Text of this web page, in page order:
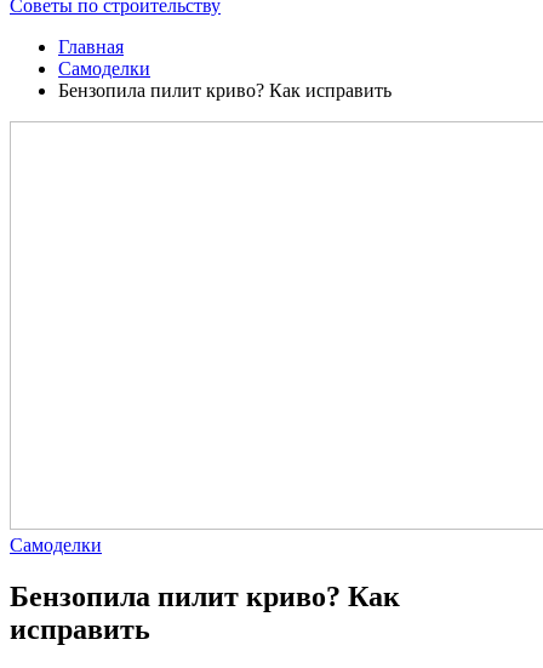
Советы по строительству
Главная
Самоделки
Бензопила пилит криво? Как исправить
Самоделки
Бензопила пилит криво? Как
исправить